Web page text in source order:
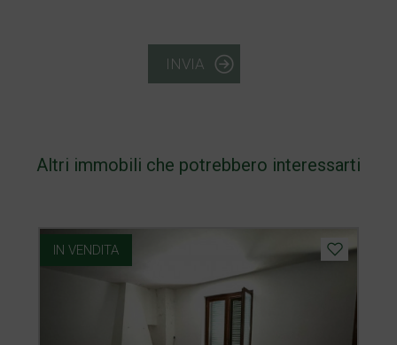
INVIA
Altri immobili che potrebbero interessarti
IN VENDITA